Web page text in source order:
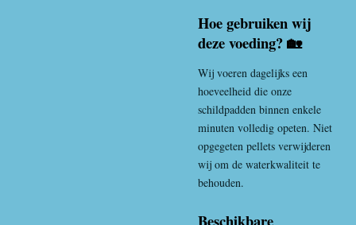
Hoe gebruiken wij
deze voeding? 🏡
Wij voeren dagelijks een
hoeveelheid die onze
schildpadden binnen enkele
minuten volledig opeten. Niet
opgegeten pellets verwijderen
wij om de waterkwaliteit te
behouden.